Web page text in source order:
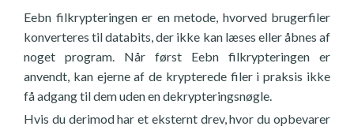
Eebn filkrypteringen er en metode, hvorved brugerfiler
konverteres til databits, der ikke kan læses eller åbnes af
noget program. Når først Eebn filkrypteringen er
anvendt, kan ejerne af de krypterede filer i praksis ikke
få adgang til dem uden en dekrypteringsnøgle.
Hvis du derimod har et eksternt drev, hvor du opbevarer